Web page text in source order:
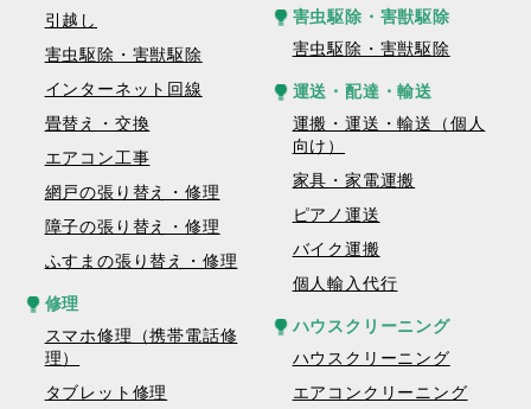
引越し
害虫駆除・害獣駆除
インターネット回線
畳替え・交換
エアコン工事
網戸の張り替え・修理
障子の張り替え・修理
ふすまの張り替え・修理
修理
スマホ修理（携帯電話修
理）
タブレット修理
害虫駆除・害獣駆除
害虫駆除・害獣駆除
運送・配達・輸送
運搬・運送・輸送（個人
向け）
家具・家電運搬
ピアノ運送
バイク運搬
個人輸入代行
ハウスクリーニング
ハウスクリーニング
エアコンクリーニング